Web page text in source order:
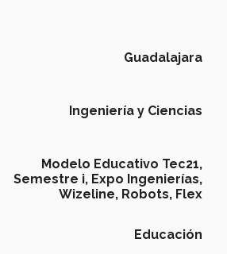
Guadalajara
Ingeniería y Ciencias
Modelo Educativo Tec21,
Semestre i, Expo Ingenierías,
Wizeline, Robots, Flex
Educación